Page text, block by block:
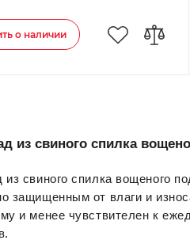
о наличии
из свиного спилка
из свиного спилка вощеного
защищенным от влаги и
и менее чувствителен к